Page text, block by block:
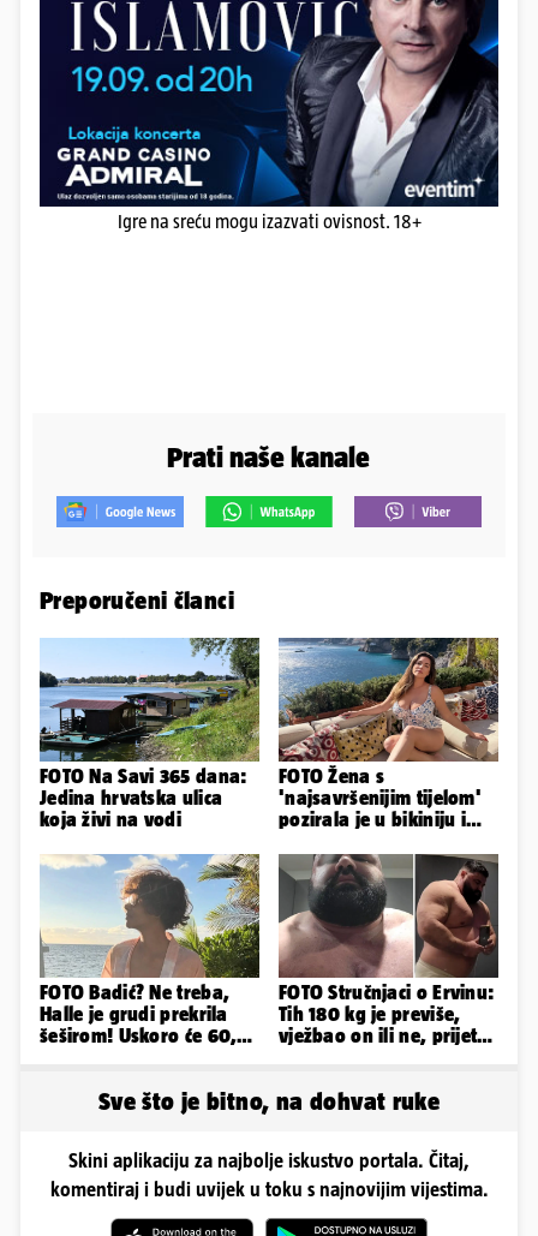
Igre na sreću mogu izazvati ovisnost. 18+
Prati naše kanale
Preporučeni članci
FOTO Na Savi 365 dana:
Jedina hrvatska ulica
koja živi na vodi
FOTO Žena s
'najsavršenijim tijelom'
pozirala je u bikiniju i
obline...
FOTO Badić? Ne treba,
Halle je grudi prekrila
šeširom! Uskoro će 60,
FOTO Stručnjaci o Ervinu:
Tih 180 kg je previše,
vježbao on ili ne, prijete
Sve što je bitno, na dohvat ruke
Skini aplikaciju za najbolje iskustvo portala. Čitaj,
komentiraj i budi uvijek u toku s najnovijim vijestima.